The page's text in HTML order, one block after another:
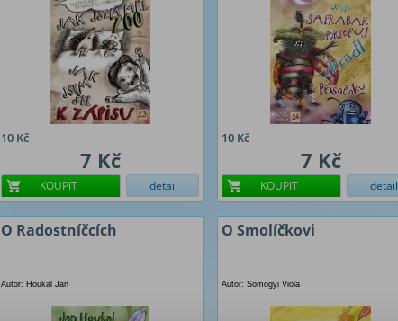
10 Kč
7 Kč
KOUPIT detail
10 Kč
7 Kč
KOUPIT detail
O Radostníčcích
Autor: Houkal Jan
O Smolíčkovi
Autor: Somogyi Viola